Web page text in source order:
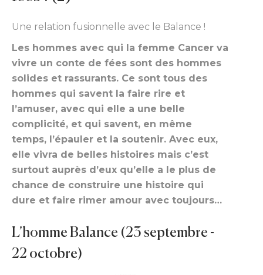
Une relation fusionnelle avec le Balance !
Les hommes avec qui la femme Cancer va
vivre un conte de fées sont des hommes
solides et rassurants. Ce sont tous des
hommes qui savent la faire rire et
l’amuser, avec qui elle a une belle
complicité, et qui savent, en même
temps, l’épauler et la soutenir. Avec eux,
elle vivra de belles histoires mais c’est
surtout auprès d’eux qu’elle a le plus de
chance de construire une histoire qui
dure et faire rimer amour avec toujours…
L’homme Balance (23 septembre -
22 octobre)